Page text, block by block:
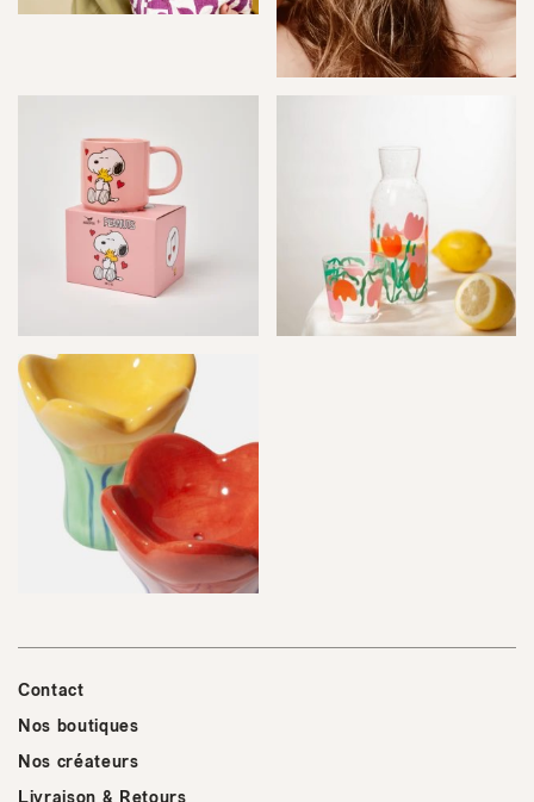
Contact
Nos boutiques
Nos créateurs